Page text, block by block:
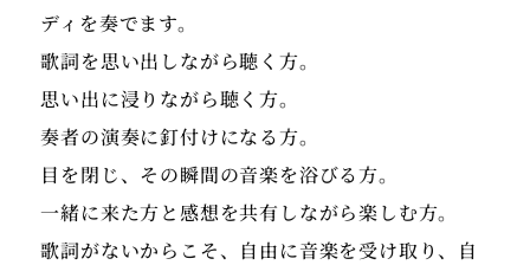
ディを奏でます。
歌詞を思い出しながら聴く方。
思い出に浸りながら聴く方。
奏者の演奏に釘付けになる方。
目を閉じ、その瞬間の音楽を浴びる方。
一緒に来た方と感想を共有しながら楽しむ方。
歌詞がないからこそ、自由に音楽を受け取り、自